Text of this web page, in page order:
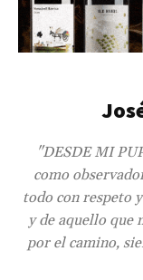
"DESDE MI
como
todo con respeto
y de aquello que
por el camino,